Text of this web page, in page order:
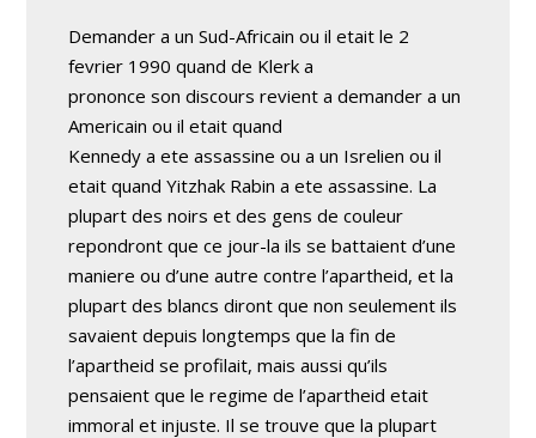
Demander a un Sud-Africain ou il etait le 2
fevrier 1990 quand de Klerk a
prononce son discours revient a demander a un
Americain ou il etait quand
Kennedy a ete assassine ou a un Isrelien ou il
etait quand Yitzhak Rabin a ete assassine. La
plupart des noirs et des gens de couleur
repondront que ce jour-la ils se battaient d’une
maniere ou d’une autre contre l’apartheid, et la
plupart des blancs diront que non seulement ils
savaient depuis longtemps que la fin de
l’apartheid se profilait, mais aussi qu’ils
pensaient que le regime de l’apartheid etait
immoral et injuste. Il se trouve que la plupart